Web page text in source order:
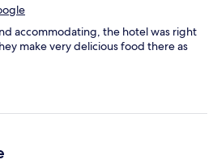
accommodating, the hotel was right
make very delicious food there as